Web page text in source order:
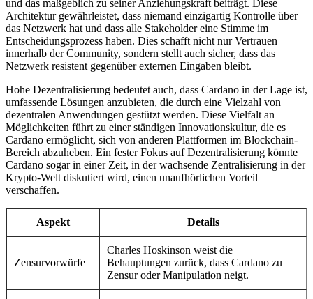
und das maßgeblich zu seiner Anziehungskraft beiträgt. Diese
Architektur gewährleistet, dass niemand einzigartig Kontrolle über
das Netzwerk hat und dass alle Stakeholder eine Stimme im
Entscheidungsprozess haben. Dies schafft nicht nur Vertrauen
innerhalb der Community, sondern stellt auch sicher, dass das
Netzwerk resistent gegenüber externen Eingaben bleibt.
Hohe Dezentralisierung bedeutet auch, dass Cardano in der Lage ist,
umfassende Lösungen anzubieten, die durch eine Vielzahl von
dezentralen Anwendungen gestützt werden. Diese Vielfalt an
Möglichkeiten führt zu einer ständigen Innovationskultur, die es
Cardano ermöglicht, sich von anderen Plattformen im Blockchain-
Bereich abzuheben. Ein fester Fokus auf Dezentralisierung könnte
Cardano sogar in einer Zeit, in der wachsende Zentralisierung in der
Krypto-Welt diskutiert wird, einen unaufhörlichen Vorteil
verschaffen.
Aspekt Details
Zensurvorwürfe
Charles Hoskinson weist die
Behauptungen zurück, dass Cardano zu
Zensur oder Manipulation neigt.